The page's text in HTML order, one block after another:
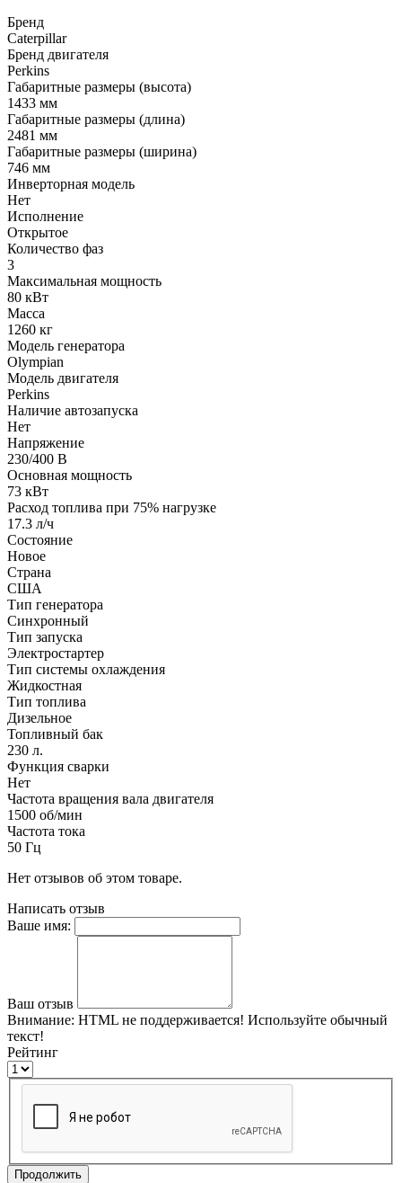
Бренд
Caterpillar
Бренд двигателя
Perkins
Габаритные размеры (высота)
1433 мм
Габаритные размеры (длина)
2481 мм
Габаритные размеры (ширина)
746 мм
Инверторная модель
Нет
Исполнение
Открытое
Количество фаз
3
Максимальная мощность
80 кВт
Масса
1260 кг
Модель генератора
Olympian
Модель двигателя
Perkins
Наличие автозапуска
Нет
Напряжение
230/400 В
Основная мощность
73 кВт
Расход топлива при 75% нагрузке
17.3 л/ч
Состояние
Новое
Страна
США
Тип генератора
Синхронный
Тип запуска
Электростартер
Тип системы охлаждения
Жидкостная
Тип топлива
Дизельное
Топливный бак
230 л.
Функция сварки
Нет
Частота вращения вала двигателя
1500 об/мин
Частота тока
50 Гц
Нет отзывов об этом товаре.
Написать отзыв
Ваше имя:
Ваш отзыв
Внимание: HTML не поддерживается! Используйте обычный
текст!
Рейтинг
Продолжить